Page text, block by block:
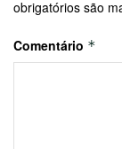
obrigatórios são
Comentário *